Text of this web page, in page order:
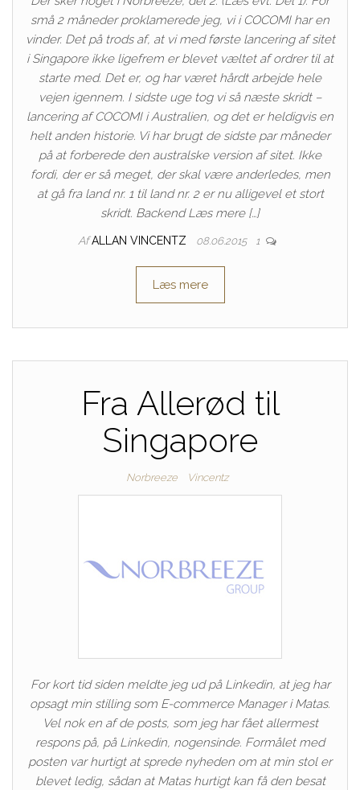
små 2 måneder proklamerede jeg, vi i COCOMI har en
vinder. Det på trods af, at vi med første lancering af sitet
i Singapore ikke ligefrem er blevet væltet af ordrer til at
starte med. Det er, og har været hårdt arbejde hele
vejen igennem. I sidste uge tog vi så næste skridt –
lancering af COCOMI i Australien, og det er heldigvis en
helt anden historie. Vi har brugt de sidste par måneder
på at forberede den australske version af sitet. Ikke
fordi, der er så meget, der skal være anderledes, men
at gå fra land nr. 1 til land nr. 2 er nu alligevel et stort
skridt. Backend Læs mere […]
Af ALLAN VINCENTZ 08.06.2015 1
Læs mere
Fra Allerød til
Singapore
Norbreeze Vincentz
For kort tid siden meldte jeg ud på Linkedin, at jeg har
opsagt min stilling som E-commerce Manager i Matas.
Vel nok en af de posts, som jeg har fået allermest
respons på, på Linkedin, nogensinde. Formålet med
posten var hurtigt at sprede nyheden om at min stol er
blevet ledig, sådan at Matas hurtigt kan få den besat